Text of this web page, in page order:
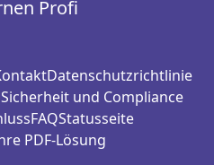
Profi
Datenschutzrichtlinie
Sicherheit und Compliance
FAQStatusseite
PDF-Lösung